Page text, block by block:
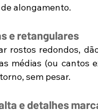
alongamento.
e retangulares
rostos redondos,
médias (ou cantos
sem pesar.
e detalhes